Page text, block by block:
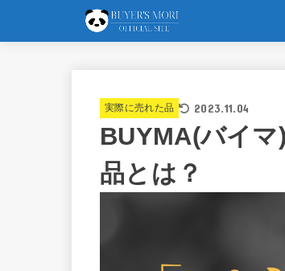
実際に売れた品 2023.11.04
BUYMA(バイ
品とは？